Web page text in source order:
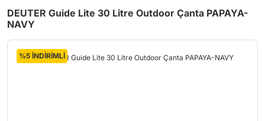
DEUTER Guide Lite 30 Litre Outdoor Çanta PAPAYA-
NAVY
%5 İNDİRİMLİ